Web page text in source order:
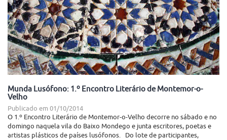
Munda Lusófono: 1.º Encontro Literário de Montemor-o-
Velho
Publicado em 01/10/2014
O 1.º Encontro Literário de Montemor-o-Velho decorre no sábado e no
domingo naquela vila do Baixo Mondego e junta escritores, poetas e
artistas plásticos de países lusófonos. Do lote de participantes,